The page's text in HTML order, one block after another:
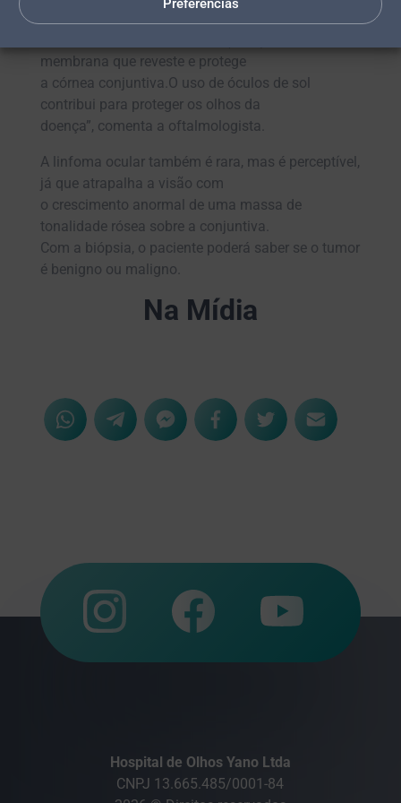
Preferências
membrana que reveste e protege
a córnea conjuntiva.O uso de óculos de sol
contribui para proteger os olhos da
doença”, comenta a oftalmologista.
A linfoma ocular também é rara, mas é perceptível,
já que atrapalha a visão com
o crescimento anormal de uma massa de
tonalidade rósea sobre a conjuntiva.
Com a biópsia, o paciente poderá saber se o tumor
é benigno ou maligno.
Na Mídia
Hospital de Olhos Yano Ltda
CNPJ 13.665.485/0001-84